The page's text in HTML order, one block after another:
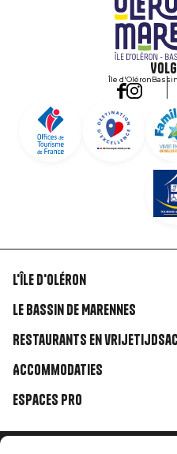
Île d'Oléron
Liens
rubriques
L'île d'Oléron
Le Bassin de Marennes
Restaurants en
Accommodaties
Espaces Pro